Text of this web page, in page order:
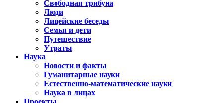
Свободная трибуна
Люди
Лицейские беседы
Семья и дети
Путешествие
Утраты
Наука
Новости и факты
Гуманитарные науки
Естественно-математические науки
Наука в лицах